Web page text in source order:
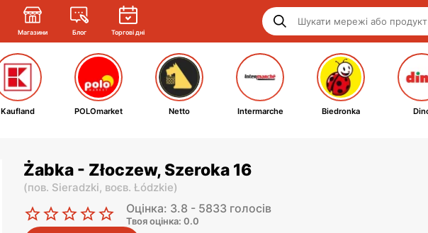
Магазини Блог Торгові дні
Kaufland POLOmarket Netto Intermarche Biedronka
Żabka - Złoczew, Szeroka 16
(пов. Sieradzki, воєв. Łódzkie)
Оцінка: 3.8 - 5833 голосів
Твоя оцінка: 0.0